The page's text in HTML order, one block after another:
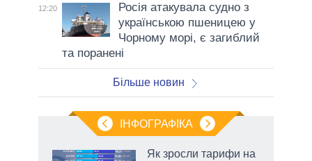
12:20
Росія атакувала судно з
українською пшеницею у
Чорному морі, є загиблий
та поранені
Більше новин
ІНФОГРАФІКА
Як зросли тарифи на